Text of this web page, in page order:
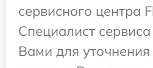
сервисного центра
Специалист
Вами для уточнения